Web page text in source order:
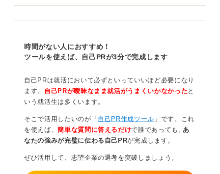
視覚的に訴えかけるポートフォリオでは、写真やイラス
自己紹介となるでしょう。
企業はポートフォリオを通して、単なる結果だけでな
く、あなたがどのような思考プロセスを経て、どのよう
に成長してきたのかを見ています。劇的な成功体験でな
時間がない人におすすめ！
ツールを使えば、自己PRが3分で完成します
自己PRは就活において必ずといっていいほど必要になり
ます。 自己PRが曖昧なまま就活がうまくいかなかった と
いう就活生は多くいます。
そこで活用したいのが「 自己PR作成ツール 」です。これ
を使えば、簡単な質問に答えるだけで誰であっても, あ
なたの強みが完璧に伝わる自己PRが完成します。
ぜひ活用して、志望企業の選考を突破しましょう。